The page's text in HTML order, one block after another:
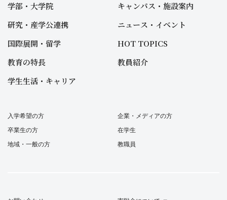
学部・大学院
研究・産学公連携
国際展開・留学
教育の特長
学生生活・キャリア
キャンパス・施設案内
ニュース・イベント
HOT TOPICS
教員紹介
入学希望の方
卒業生の方
地域・一般の方
企業・メディアの方
在学生
教職員